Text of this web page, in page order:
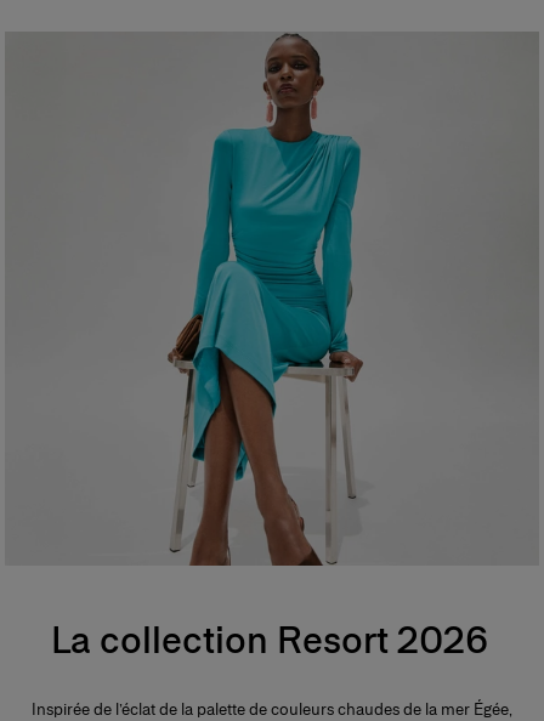
À nettoyer avec un chiffon doux et sec
La collection Resort 2026
Inspirée de l’éclat de la palette de couleurs chaudes de la mer Égée,